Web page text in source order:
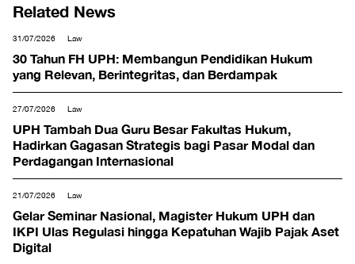
Related News
31/07/2026 Law
30 Tahun FH UPH: Membangun Pendidikan Hukum
yang Relevan, Berintegritas, dan Berdampak
27/07/2026 Law
UPH Tambah Dua Guru Besar Fakultas Hukum,
Hadirkan Gagasan Strategis bagi Pasar Modal dan
Perdagangan Internasional
21/07/2026 Law
Gelar Seminar Nasional, Magister Hukum UPH dan
IKPI Ulas Regulasi hingga Kepatuhan Wajib Pajak Aset
Digital